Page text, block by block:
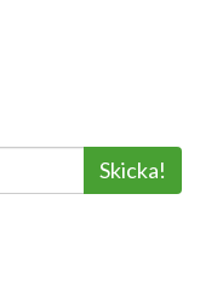
Skicka!